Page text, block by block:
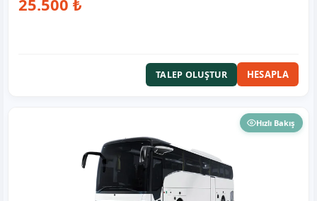
25.500 ₺
TALEP OLUŞTUR HESAPLA
Hızlı Bakış